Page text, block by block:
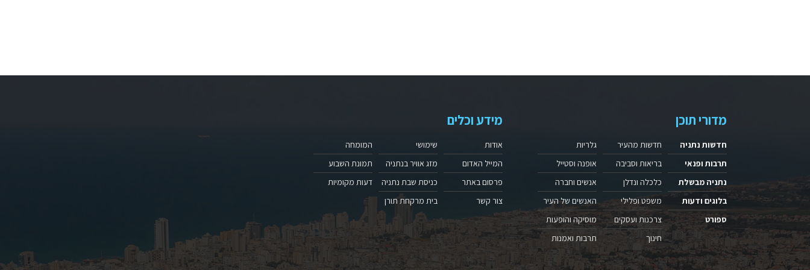
מדורי תוכן
חדשות נתניה
תרבות ופנאי
נתניה מבשלת
בלוגים ודעות
ספורט
חדשות מהעיר
בריאות וסביבה
כלכלה ונדלן
משפט ופלילי
צרכנות ועסקים
חינוך
גלריות
אופנה וסטייל
אנשים וחברה
האנשים של העיר
מוסיקה והופעות
תרבות ואמנות
מידע וכלים
אודות
המייל האדום
פרסום באתר
צור קשר
שימושי
מזג אוויר בנתניה
כניסת שבת נתניה
בית מרקחת תורן
המומחה
תמונת השבוע
דעות מקומיות